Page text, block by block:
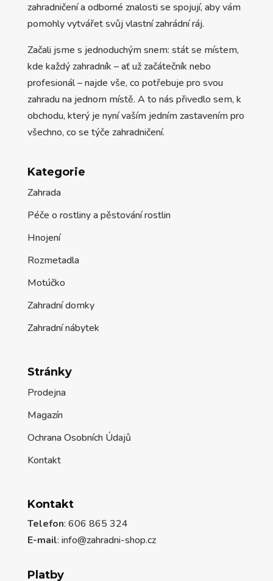
zahradničení a odborné znalosti se spojují, aby vám
pomohly vytvářet svůj vlastní zahrádní ráj.
Začali jsme s jednoduchým snem: stát se místem,
kde každý zahradník – ať už začátečník nebo
profesionál – najde vše, co potřebuje pro svou
zahradu na jednom místě. A to nás přivedlo sem, k
obchodu, který je nyní vaším jedním zastavením pro
všechno, co se týče zahradničení.
Kategorie
Zahrada
Péče o rostliny a pěstování rostlin
Hnojení
Rozmetadla
Motúčko
Zahradní domky
Zahradní nábytek
Stránky
Prodejna
Magazín
Ochrana Osobních Údajů
Kontakt
Kontakt
Telefon: 606 865 324
E-mail: info@zahradni-shop.cz
Platby